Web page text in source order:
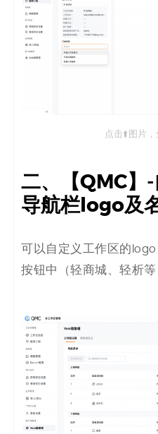
点击⬆️图片
二、【QMC】-
导航栏logo及
可以自定义工作区的
按钮中（轻商城、轻析等